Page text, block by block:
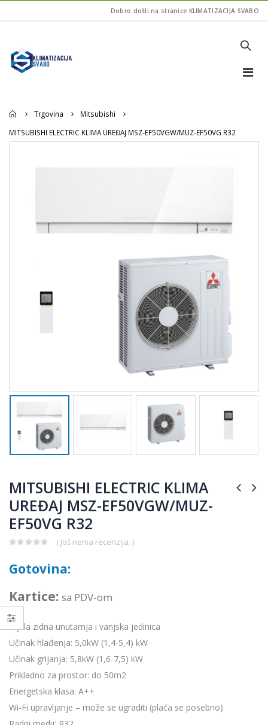
Dobro došli na stranice KLIMATIZACIJA SVABO
Home
Trgovina
Mitsubishi
MITSUBISHI ELECTRIC KLIMA UREĐAJ MSZ-EF50VGW/MUZ-EF50VG R32
MITSUBISHI ELECTRIC KLIMA
UREĐAJ MSZ-EF50VGW/MUZ-
EF50VG R32
of
( Još nema recenzija. )
Gotovina:
Kartice: sa PDV-om
Bijela zidna unutarnja i vanjska jedinica
Učinak hlađenja: 5,0kW (1,4-5,4) kW
Učinak grijanja: 5,8kW (1,6-7,5) kW
Prikladno za prostor: do 50m2
Energetska klasa: A++
Wi-Fi upravljanje – može se ugraditi (plaća se posebno)